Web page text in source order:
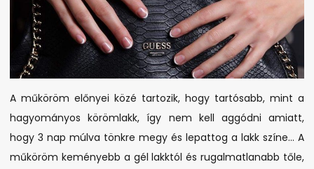
A műköröm előnyei közé tartozik, hogy tartósabb, mint a
hagyományos körömlakk, így nem kell aggódni amiatt,
hogy 3 nap múlva tönkre megy és lepattog a lakk színe… A
műköröm keményebb a gél lakktól és rugalmatlanabb tőle,